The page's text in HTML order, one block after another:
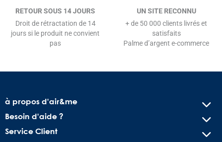
RETOUR SOUS 14 JOURS
Droit de rétractation de 14
jours si le produit ne convient
pas
UN SITE RECONNU
+ de 50 000 clients livrés et
satisfaits
Palme d’argent e-commerce
à propos d'air&me
Besoin d'aide ?
Service Client